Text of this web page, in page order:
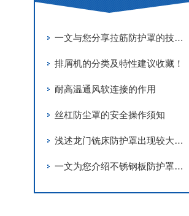
一文与您分享拉筋防护罩的技术数据
排屑机的分类及特性建议收藏！
耐高温通风软连接的作用
丝杠防尘罩的安全操作须知
浅述龙门铣床防护罩出现较大磨损的原因及解决方法
一文为您介绍不锈钢板防护罩的制造方法